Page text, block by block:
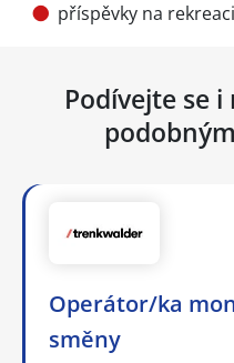
příspěvky na rekreaci
Podívejte se
Operátor/ka
směny